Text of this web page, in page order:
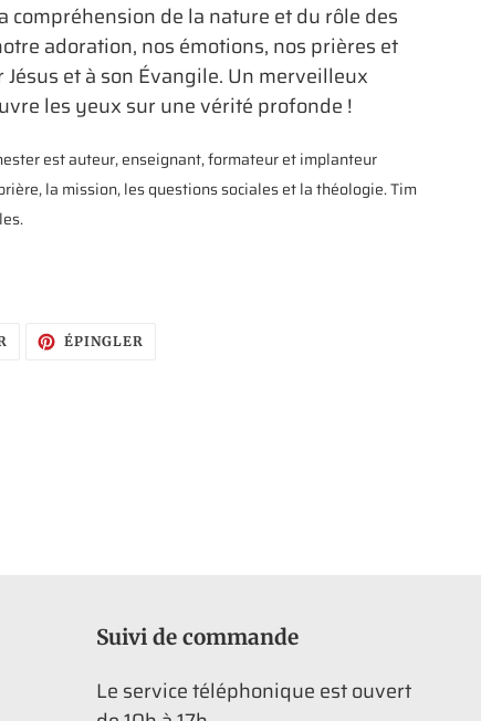
compréhension de la nature et du rôle des
adoration, nos émotions, nos prières et
et à son Évangile. Un merveilleux
les yeux sur une vérité profonde !
est auteur, enseignant, formateur et implanteur
la mission, les questions sociales et la théologie. Tim
TWEETERÉPINGLER
Suivi de commande
Le service téléphonique est ouvert